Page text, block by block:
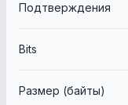
Подтверждения
Bits
Размер (байты)